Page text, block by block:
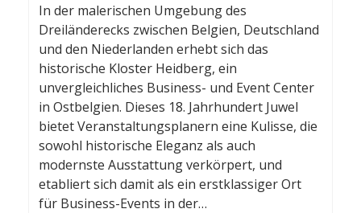
In der malerischen Umgebung des
Dreiländerecks zwischen Belgien, Deutschland
und den Niederlanden erhebt sich das
historische Kloster Heidberg, ein
unvergleichliches Business- und Event Center
in Ostbelgien. Dieses 18. Jahrhundert Juwel
bietet Veranstaltungsplanern eine Kulisse, die
sowohl historische Eleganz als auch
modernste Ausstattung verkörpert, und
etabliert sich damit als ein erstklassiger Ort
für Business-Events in der…